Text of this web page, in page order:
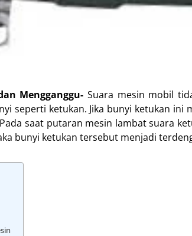
Mengganggu- Suara mesin mobil
seperti ketukan. Jika bunyi ketukan
saat putaran mesin lambat suara
bunyi ketukan tersebut menjadi